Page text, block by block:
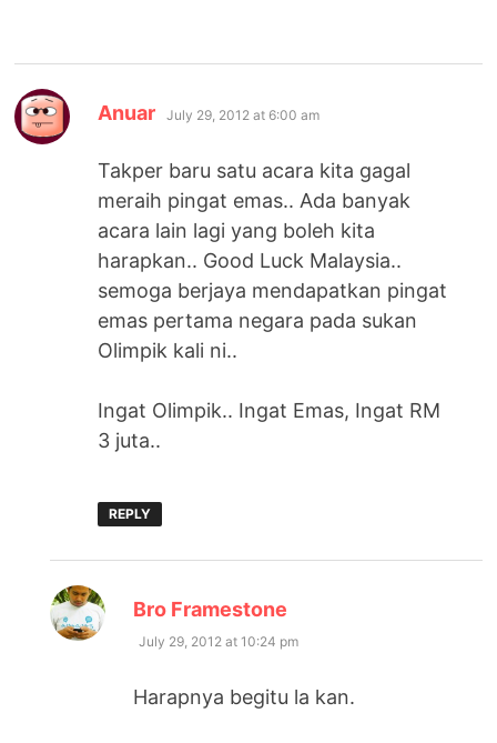
Anuar says:
July 29, 2012 at 6:00 am
Takper baru satu acara kita gagal
meraih pingat emas.. Ada banyak
acara lain lagi yang boleh kita
harapkan.. Good Luck Malaysia..
semoga berjaya mendapatkan pingat
emas pertama negara pada sukan
Olimpik kali ni..
Ingat Olimpik.. Ingat Emas, Ingat RM
3 juta..
REPLY
Bro Framestone
July 29, 2012 at 10:24 pm
Harapnya begitu la kan.